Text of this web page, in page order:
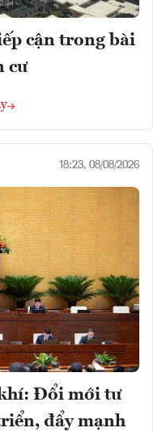
cận trong bài
cư
18:23, 08/08/2026
Đổi mới tư
đẩy mạnh